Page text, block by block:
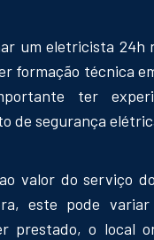
um eletricista 24h
formação técnica
ter
de segurança
valor do serviço
este pode
prestado, o local